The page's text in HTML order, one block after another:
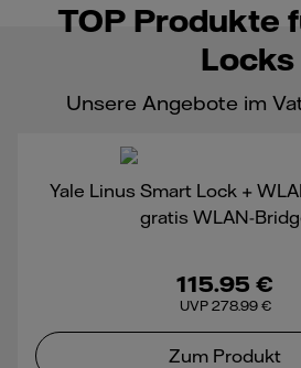
TOP Produkte
Locks
Unsere Angebote im
Yale Linus Smart Lock +
gratis WLAN-
115.95 €
UVP 278.99 €
Zum Produkt